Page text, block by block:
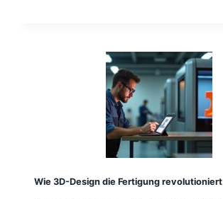
Wie 3D-Design die Fertigung revolutioniert